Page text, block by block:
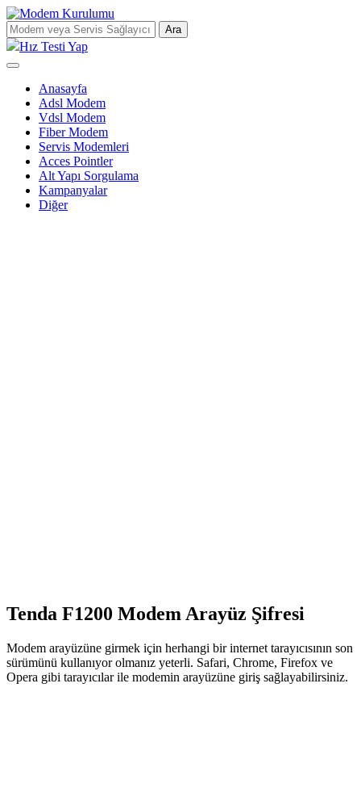
Ara
Hız Testi Yap
Anasayfa
Adsl Modem
Vdsl Modem
Fiber Modem
Servis Modemleri
Acces Pointler
Alt Yapı Sorgulama
Kampanyalar
Diğer
Tenda F1200 Modem Arayüz Şifresi
Modem arayüzüne girmek için herhangi bir internet tarayıcısının son
sürümünü kullanıyor olmanız yeterli. Safari, Chrome, Firefox ve
Opera gibi tarayıcılar ile modemin arayüzüne giriş sağlayabilirsiniz.